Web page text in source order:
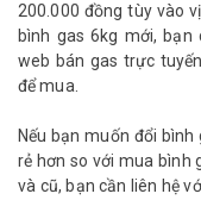
200.000 đồng tùy vào
bình gas 6kg mới,
web bán gas trực
để mua.
Nếu bạn muốn đổi
rẻ hơn so với mua bình
và cũ, bạn cần liên hệ